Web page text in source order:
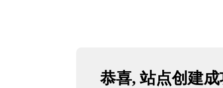
恭喜, 站点创建